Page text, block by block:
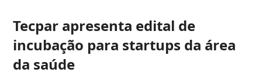
Tecpar apresenta edital de
incubação para startups da área
da saúde